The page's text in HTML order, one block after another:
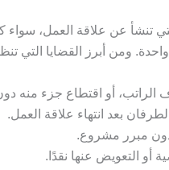
تنشأ عن علاقة العمل، سواء
ومن أبرز القضايا التي تنظر
الراتب، أو اقتطاع جزء منه
بعد انتهاء علاقة العمل.
دون مبرر مشروع.
أو التعويض عنها نقدًا.